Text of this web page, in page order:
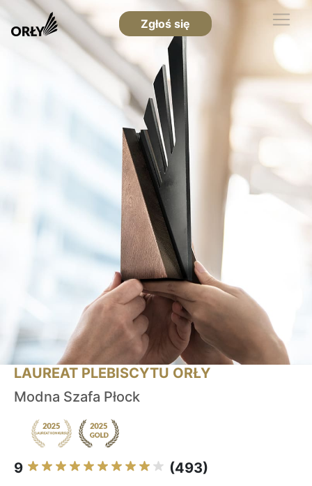
Zgłoś się
LAUREAT PLEBISCYTU ORŁY
Modna Szafa Płock
9 (493)